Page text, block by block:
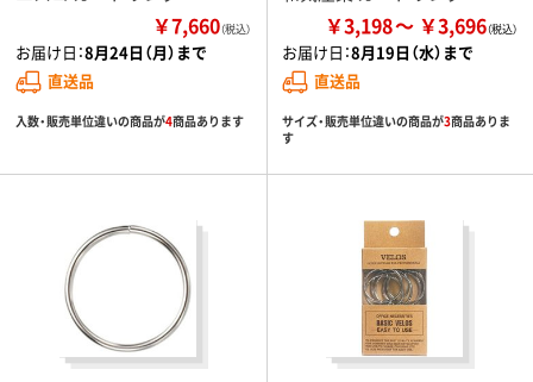
￥7,660（税込）
お届け日：8月24日（月）まで
直送品
入数・販売単位違いの商品が4商品あります
￥3,198 ￥3,696
お届け日：8月19日（水）まで
直送品
サイズ・販売単位違いの商品が3商品ありま
す